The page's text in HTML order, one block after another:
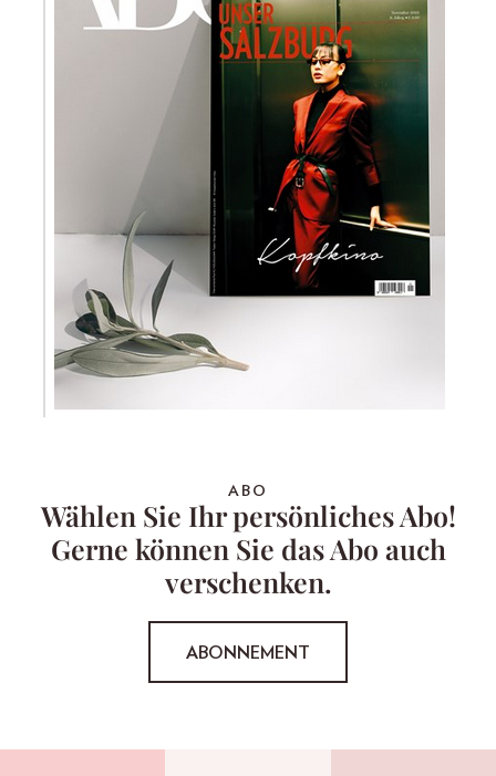
ABO
Wählen Sie Ihr persönliches Abo!
Gerne können Sie das Abo auch
verschenken.
ABONNEMENT